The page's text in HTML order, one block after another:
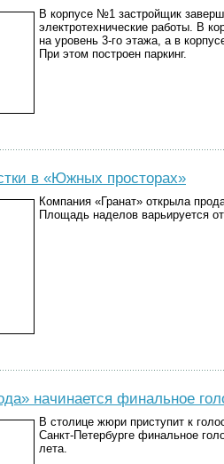
В корпусе №1 застройщик
электротехнические работы. В
на уровень 3-го этажа, а в
При этом построен паркинг.
в «Южных просторах»
Компания «Гранат» открыла
Площадь наделов варьируется
начинается финальное
В столице жюри приступит к
Санкт-Петербурге финальное
лета.